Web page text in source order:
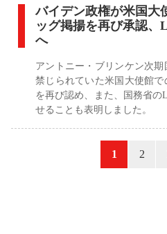
バイデン政権が米国大
ッグ掲揚を再び承認
へ
アントニー・ブリンケン次
禁じられていた米国大使館
を再び認め、また、国務省の
せることも表明しました。
1 2